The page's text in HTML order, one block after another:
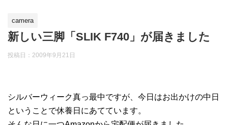
camera
新しい三脚「SLIK F740」が届きました
投稿日： 2009年9月21日
シルバーウィーク真っ最中ですが、今日はお出かけの中日
ということで休養日にあてています。